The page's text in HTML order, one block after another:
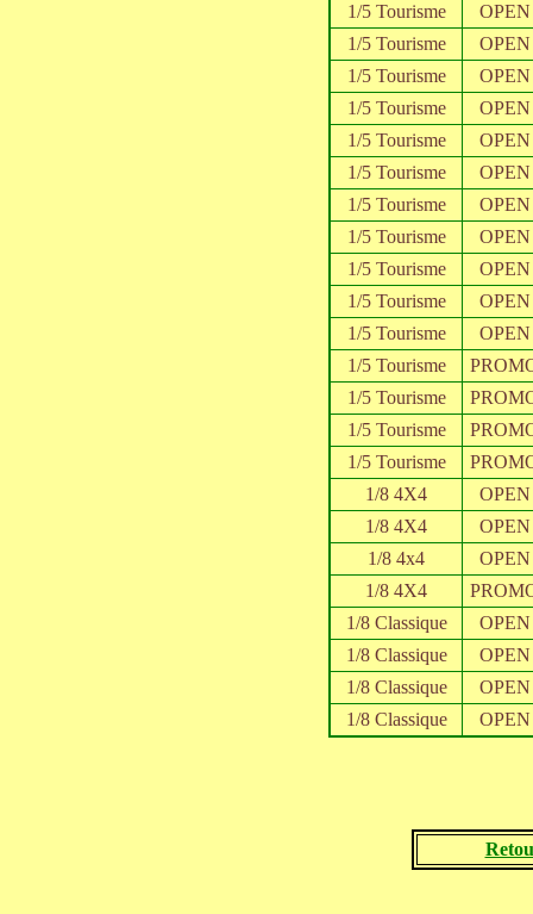
1/5 Tourisme
OPEN
1/5 Tourisme
OPEN
1/5 Tourisme
OPEN
1/5 Tourisme
OPEN
1/5 Tourisme
OPEN
1/5 Tourisme
OPEN
1/5 Tourisme
OPEN
1/5 Tourisme
OPEN
1/5 Tourisme
OPEN
1/5 Tourisme
OPEN
1/5 Tourisme
OPEN
1/5 Tourisme
1/5 Tourisme
1/5 Tourisme
1/5 Tourisme
1/8 4X4
OPEN
1/8 4X4
OPEN
1/8 4x4
OPEN
1/8 4X4
1/8 Classique
OPEN
1/8 Classique
OPEN
1/8 Classique
OPEN
1/8 Classique
OPEN